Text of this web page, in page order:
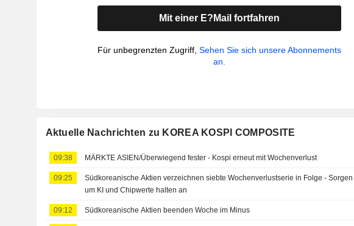
Mit einer E?Mail fortfahren
Für unbegrenzten Zugriff,Sehen Sie sich unsere Abonnements
an.
Aktuelle Nachrichten zu KOREA KOSPI COMPOSITE
09:38 MÄRKTE ASIEN/Überwiegend fester - Kospi erneut mit Wochenverlust
09:25
Südkoreanische Aktien verzeichnen siebte Wochenverlustserie in Folge - Sorgen
um KI und Chipwerte halten an
09:12 Südkoreanische Aktien beenden Woche im Minus